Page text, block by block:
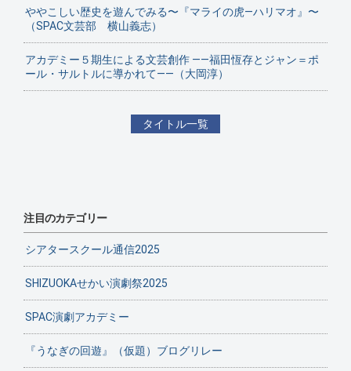
ややこしい歴史を遊んでみる〜『マライの虎—ハリマオ』〜
（SPAC文芸部 横山義志）
アカデミー５期生による文芸創作 ——福田恆存とジャン＝ポ
ール・サルトルに導かれて——（大岡淳）
タイトル一覧
注目のカテゴリー
シアタースクール通信2025
SHIZUOKAせかい演劇祭2025
SPAC演劇アカデミー
『うなぎの回遊』（仮題）ブログリレー